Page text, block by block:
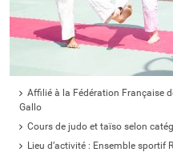
Affilié à la Fédération Française
Gallo
Cours de judo et taïso selon
Lieu d’activité : Ensemble sportif